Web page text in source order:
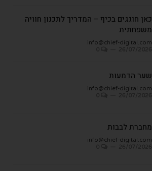
כאן חוגגים בכיף – המדריך לתכנון חוויה
משפחתית
info@chief-digital.com
שער הדמעות
info@chief-digital.com
מחברת לבבות
info@chief-digital.com